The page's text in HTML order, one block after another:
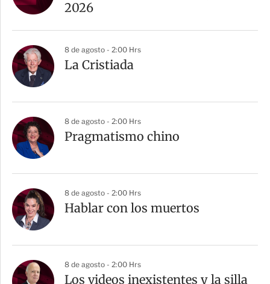
2026
8 de agosto - 2:00 Hrs
La Cristiada
8 de agosto - 2:00 Hrs
Pragmatismo chino
8 de agosto - 2:00 Hrs
Hablar con los muertos
8 de agosto - 2:00 Hrs
Los videos inexistentes y la silla